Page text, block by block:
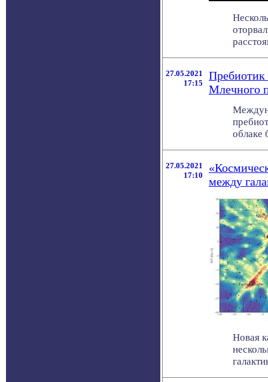
27.05.2021
17:15
Пребиотик
Млечного
облаке
27.05.2021
17:10
между
Новая